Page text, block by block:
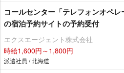
コールセンター「テレフォンオペ
の宿泊予約サイトの予約受付
エクスエージェント株式会社
時給1,600円～1,800円
派遣社員 / 北海道